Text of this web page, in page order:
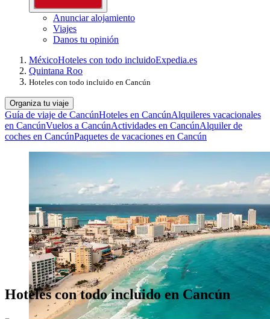
Anunciar alojamiento
Viajes
Danos tu opinión
MéxicoHoteles con todo incluidoExpedia.es
Quintana Roo
Hoteles con todo incluido en Cancún
Organiza tu viaje
Guía de viaje de CancúnHoteles en CancúnAlquileres vacacionales
en CancúnVuelos a CancúnActividades en CancúnAlquiler de
coches en CancúnPaquetes de vacaciones en Cancún
Hoteles con todo incluido en Cancún